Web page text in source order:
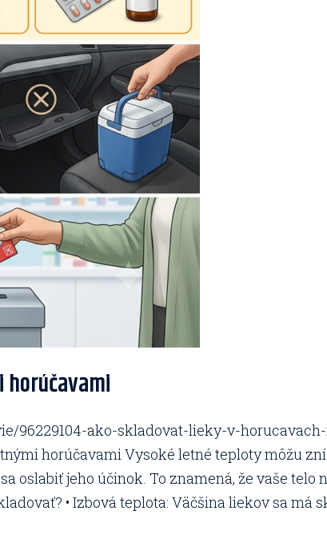
96229104-ako-skladovat-lieky-v-
horúčavami Vysoké letné teploty môžu
oslabiť jeho účinok. To znamená, že vaše telo
• Izbová teplota: Väčšina liekov sa má